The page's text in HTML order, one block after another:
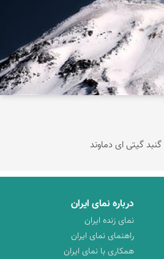
گیتی ای دماوند
درباره نمای ایران
نمای زنده ایران
راهنمای نمای ایران
همکاری با نمای ایران